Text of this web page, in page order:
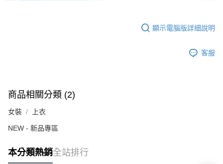
顯示電腦版詳細說明
客服
商品相關分類 (2)
女裝 上衣
NEW - 新品專區
本分類熱銷全站排行